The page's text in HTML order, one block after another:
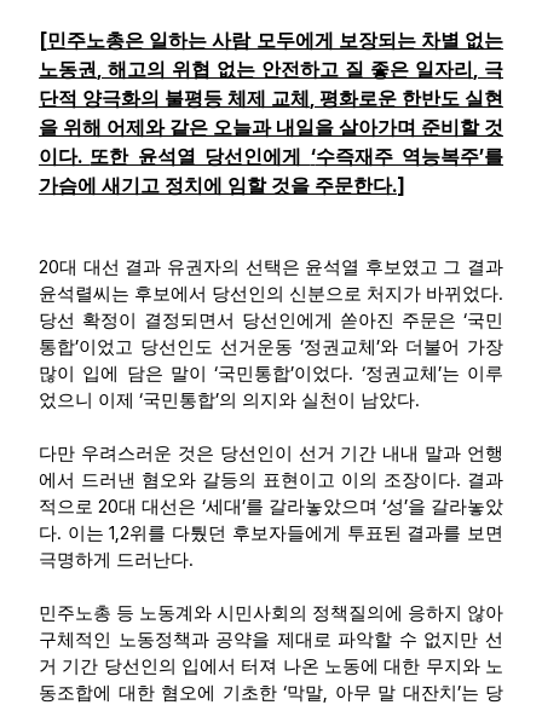
[민주노총은 일하는 사람 모두에게 보장되는 차별 없는
노동권 , 해고의 위협 없는 안전하고 질 좋은 일자리 , 극
단적 양극화의 불평등 체제 교체 , 평화로운 한반도 실현
을 위해 어제와 같은 오늘과 내일을 살아가며 준비할 것
이다. 또한 윤석열 당선인에게 ‘수즉재주 역능복주’를
가슴에 새기고 정치에 임할 것을 주문한다.]
20대 대선 결과 유권자의 선택은 윤석열 후보였고 그 결과
윤석렬씨는 후보에서 당선인의 신분으로 처지가 바뀌었다.
당선 확정이 결정되면서 당선인에게 쏟아진 주문은 ‘국민
통합’이었고 당선인도 선거운동 ‘정권교체 ’와 더불어 가장
많이 입에 담은 말이‘국민통합’이었다. ‘정권교체 ’는 이루
었으니 이제 ‘국민통합’의 의지와 실천이 남았다.
다만 우려스러운 것은 당선인이 선거 기간 내내 말과 언행
에서 드러낸 혐오와 갈등의 표현이고 이의 조장이다. 결과
적으로20대 대선은 ‘세대’를 갈라놓았으며 ‘성’을 갈라놓았
다. 이는1,2위를 다퉜던 후보자들에게 투표된 결과를 보면
극명하게 드러난다.
민주노총 등 노동계와 시민사회의 정책질의에 응하지 않아
구체적인 노동정책과 공약을 제대로 파악할 수 없지만 선
거 기간 당선인의 입에서 터져 나온 노동에 대한 무지와 노
동조합에 대한 혐오에 기초한 ‘막말, 아무 말 대잔치 ’는 당
업무